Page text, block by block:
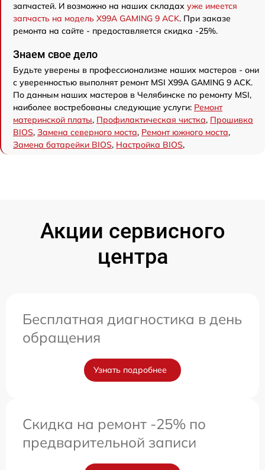
запчастей. И возможно на наших складах уже имеется
запчасть на модель X99A GAMING 9 ACK. При заказе
ремонта на сайте - предоставляется скидка -25%.
Знаем свое дело
Будьте уверены в профессионализме наших мастеров - они
с уверенностью выполнят ремонт MSI X99A GAMING 9 ACK.
По данным наших мастеров в Челябинске по ремонту MSI,
наиболее востребованы следующие услуги: Ремонт
материнской платы, Профилактическая чистка, Прошивка
BIOS, Замена северного моста, Ремонт южного моста,
Замена батарейки BIOS, Настройка BIOS,
Акции сервисного
центра
Бесплатная диагностика в день
обращения
Узнать подробнее
Скидка на ремонт -25% по
предварительной записи